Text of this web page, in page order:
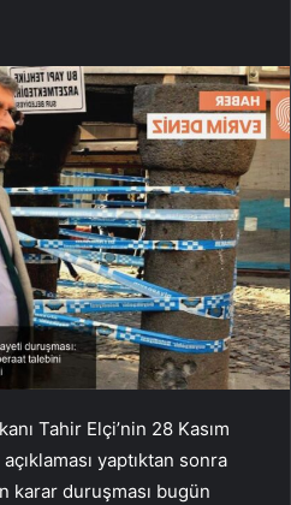
Tahir Elçi’nin 28 Kasım
yaptıktan sonra
karar duruşması bugün